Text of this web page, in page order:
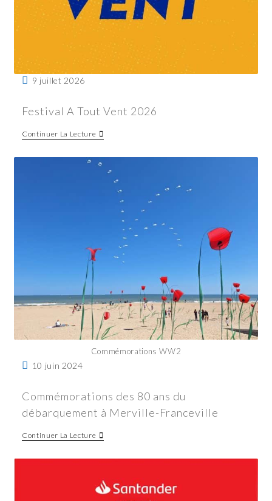
9 juillet 2026
Festival A Tout Vent 2026
Continuer La Lecture
Commémorations WW2
10 juin 2024
Commémorations des 80 ans du
débarquement à Merville-Franceville
Continuer La Lecture